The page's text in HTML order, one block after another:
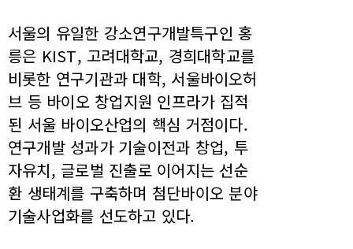
서울의 유일한 강소연구개발특구인 홍
릉은 KIST, 고려대학교, 경희대학교를
비롯한 연구기관과 대학, 서울바이오허
브 등 바이오 창업지원 인프라가 집적
된 서울 바이오산업의 핵심 거점이다.
연구개발 성과가 기술이전과 창업, 투
자유치, 글로벌 진출로 이어지는 선순
환 생태계를 구축하며 첨단바이오 분야
기술사업화를 선도하고 있다.